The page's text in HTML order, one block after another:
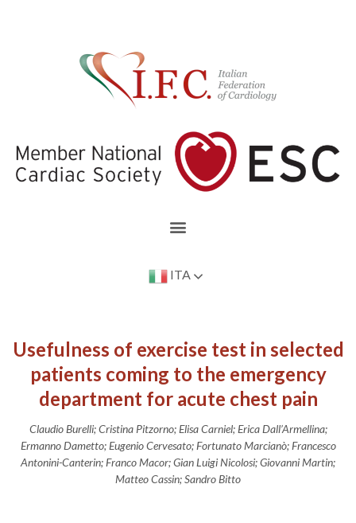
ITA
Usefulness of exercise test in selected
patients coming to the emergency
department for acute chest pain
Claudio Burelli; Cristina Pitzorno; Elisa Carniel; Erica Dall’Armellina;
Ermanno Dametto; Eugenio Cervesato; Fortunato Marcianò; Francesco
Antonini-Canterin; Franco Macor; Gian Luigi Nicolosi; Giovanni Martin;
Matteo Cassin; Sandro Bitto